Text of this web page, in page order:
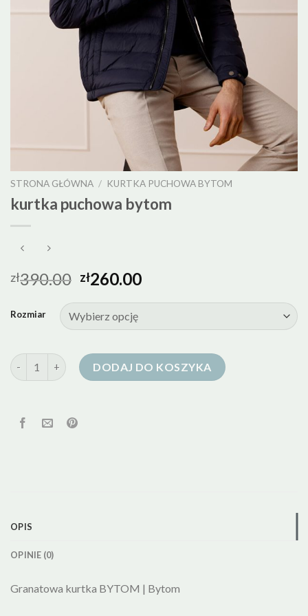
STRONA GŁÓWNA / KURTKA PUCHOWA BYTOM
kurtka puchowa bytom
zł390.00 zł260.00
Rozmiar
ilość kurtka puchowa bytomDODAJ DO KOSZYKA
OPIS
OPINIE (0)
Granatowa kurtka BYTOM | Bytom